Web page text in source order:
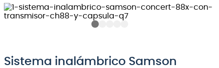
Sistema inalámbrico Samson
2.
bajo
guitarra electroacústica
5.
amplificador